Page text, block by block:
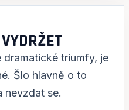
dramatické triumfy, je
Šlo hlavně o to
nevzdat se.